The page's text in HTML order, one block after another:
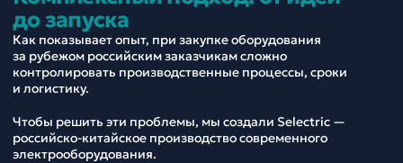
до запуска
Как показывает опыт, при закупке оборудования
за рубежом российским заказчикам сложно
контролировать производственные процессы, сроки
и логистику.
Чтобы решить эти проблемы, мы создали Selectric —
российско-китайское производство современного
электрооборудования.